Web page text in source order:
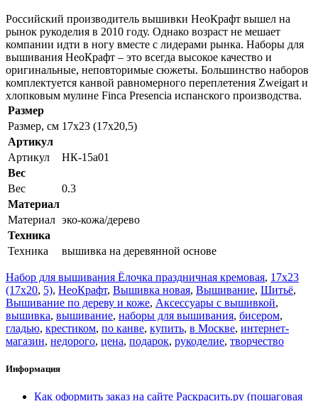
Российский производитель вышивки НеоКрафт вышел на
рынок рукоделия в 2010 году. Однако возраст не мешает
компании идти в ногу вместе с лидерами рынка. Наборы для
вышивания НеоКрафт – это всегда высокое качество и
оригинальные, неповторимые сюжеты. Большинство наборов
комплектуется канвой равномерного переплетения Zweigart и
хлопковым мулине Finca Presencia испанского производства.
Размер
Размер, см 17x23 (17x20,5)
Артикул
Артикул
НК-15a01
Вес
Вес
0.3
Материал
Материал эко-кожа/дерево
Техника
Техника
вышивка на деревянной основе
Набор для вышивания Ёлочка праздничная кремовая, 17x23
(17x20, 5), НеоКрафт, Вышивка новая, Вышивание, Шитьё,
Вышивание по дереву и коже, Аксессуары с вышивкой,
вышивка, вышивание, наборы для вышивания, бисером,
гладью, крестиком, по канве, купить, в Москве, интернет-
магазин, недорого, цена, подарок, рукоделие, творчество
Информация
Как оформить заказ на сайте Раскрасить.ру (пошаговая